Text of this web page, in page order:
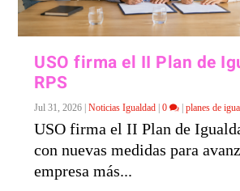
USO firma el II Plan de
RPS
Jul 31, 2026 |Noticias Igualdad |0 |planes de
USO firma el II Plan de
con nuevas medidas para
empresa más...